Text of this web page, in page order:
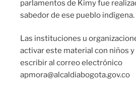
parlamentos de Kimy fue
sabedor de ese pueblo indígena.
Las instituciones u
activar este material con niños
escribir al correo electrónico
apmora@alcaldiabogota.gov.co